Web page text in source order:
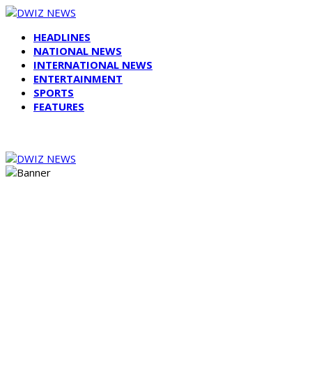
HEADLINES
NATIONAL NEWS
INTERNATIONAL NEWS
ENTERTAINMENT
SPORTS
FEATURES